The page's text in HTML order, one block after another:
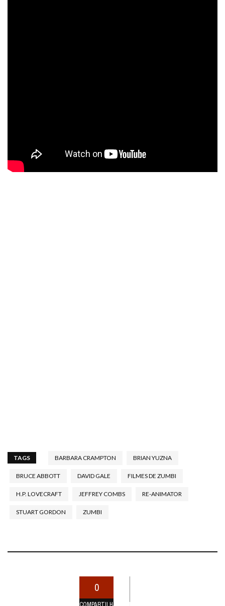
TAGS BARBARA CRAMPTON BRIAN YUZNA
BRUCE ABBOTT DAVID GALE FILMES DE ZUMBI
H.P. LOVECRAFT JEFFREY COMBS RE-ANIMATOR
STUART GORDON ZUMBI
0